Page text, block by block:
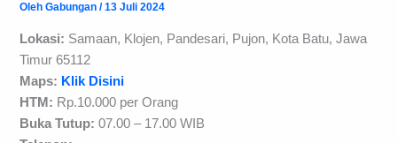
OlehGabungan/13 Juli 2024
Lokasi: Samaan, Klojen, Pandesari, Pujon, Kota Batu, Jawa
Timur 65112
Maps: Klik Disini
HTM: Rp.10.000 per Orang
Buka Tutup:07.00 – 17.00 WIB